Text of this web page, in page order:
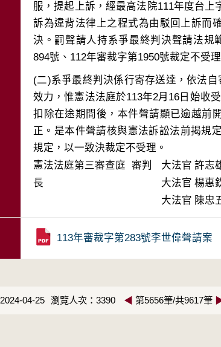
服，提起上訴，經最高法院111年度台
訴為違背法律上之程式為由駁回上訴而
決。嗣聲請人持系爭最終判決聲請法規
(二)系爭最終判決係行寄存送達，依法
效力，惟憲法法庭於113年2月16日始收
扣除在途期間後，本件聲請顯已逾越前
正。是本件聲請核與憲法訴訟法前揭規
規定，以一致決裁定不受理。
憲法法庭第三審查庭 審判
長
大法官 許志
大法官 楊惠
大法官 陳忠
113年審裁字第283號李世偉聲請案
04-25 瀏覽人次：3390 ◀ 第5656筆/共9617筆